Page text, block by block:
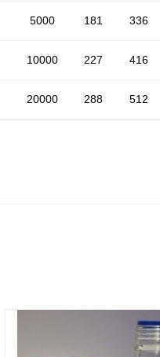
5000 181 336
10000 227 416
20000 288 512